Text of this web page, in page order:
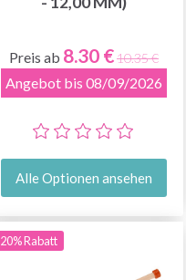
Preis ab 8.30 €10.35 €
Angebot bis 08/09/2026
Alle Optionen ansehen
20% Rabatt